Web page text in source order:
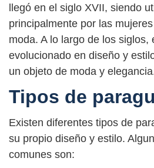
llegó en el siglo XVII, siendo
principalmente por las
moda. A lo largo de los siglos,
evolucionado en diseño y
un objeto de moda y
Tipos de
Existen diferentes tipos de
su propio diseño y estilo.
comunes son: